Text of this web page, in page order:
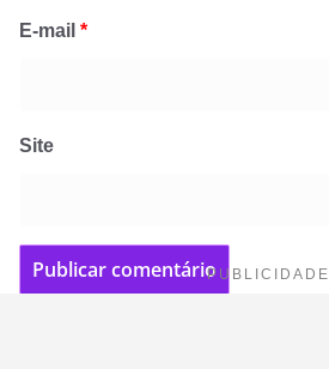
E-mail *
Site
PUBLICIDADE